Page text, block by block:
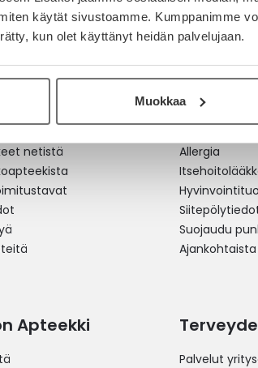
käytät sivustoamme. Kumppanimme
kun olet käyttänyt heidän palvelujaan.
Muokkaa
netistä
Allergia
Suojaudu
Ajankohtaista
Apteekki
Palvelut